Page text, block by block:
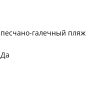
песчано-галечный пляж
Да